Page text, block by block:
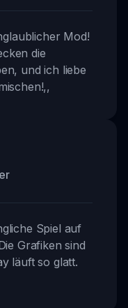
Mod!
die
und ich liebe
,,
Spiel auf
Grafiken sind
läuft so glatt.